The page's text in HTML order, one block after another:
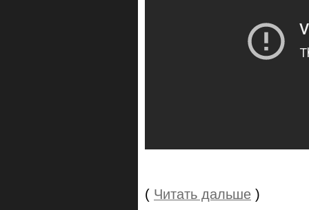
( Читать дальше )